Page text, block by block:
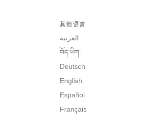
其他语言
العربية
བོད་ཡིག་
Deutsch
English
Español
Français